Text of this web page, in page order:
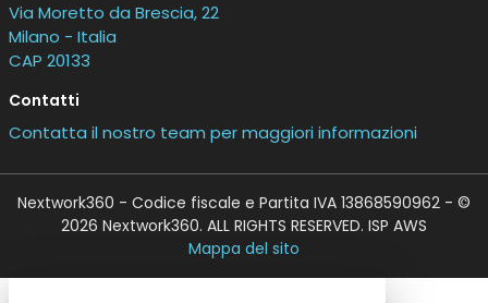
Via Moretto da Brescia, 22
Milano - Italia
CAP 20133
Contatti
Contatta il nostro team per maggiori informazioni
Nextwork360 - Codice fiscale e Partita IVA 13868590962 - ©
2026 Nextwork360. ALL RIGHTS RESERVED. ISP AWS
Mappa del sito